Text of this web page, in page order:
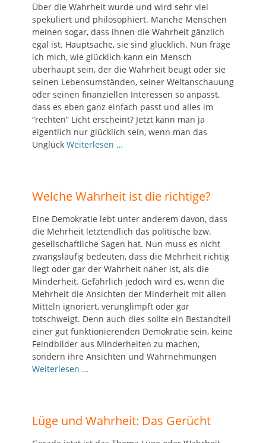
Über die Wahrheit wurde und wird sehr viel
spekuliert und philosophiert. Manche Menschen
meinen sogar, dass ihnen die Wahrheit gänzlich
egal ist. Hauptsache, sie sind glücklich. Nun frage
ich mich, wie glücklich kann ein Mensch
überhaupt sein, der die Wahrheit beugt oder sie
seinen Lebensumständen, seiner Weltanschauung
oder seinen finanziellen Interessen so anpasst,
dass es eben ganz einfach passt und alles im
“rechten” Licht erscheint? Jetzt kann man ja
eigentlich nur glücklich sein, wenn man das
Unglück Weiterlesen …
Welche Wahrheit ist die richtige?
Eine Demokratie lebt unter anderem davon, dass
die Mehrheit letztendlich das politische bzw.
gesellschaftliche Sagen hat. Nun muss es nicht
zwangsläufig bedeuten, dass die Mehrheit richtig
liegt oder gar der Wahrheit näher ist, als die
Minderheit. Gefährlich jedoch wird es, wenn die
Mehrheit die Ansichten der Minderheit mit allen
Mitteln ignoriert, verunglimpft oder gar
totschweigt. Denn auch dies sollte ein Bestandteil
einer gut funktionierenden Demokratie sein, keine
Feindbilder aus Minderheiten zu machen,
sondern ihre Ansichten und Wahrnehmungen
Weiterlesen …
Lüge und Wahrheit: Das Gerücht